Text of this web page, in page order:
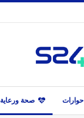
حوارات صحة ورعاية